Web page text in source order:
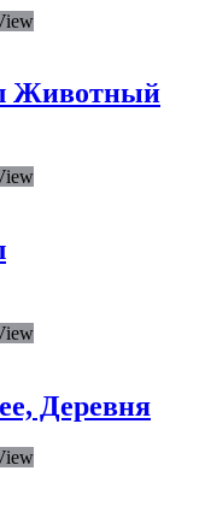
Животный
Деревня